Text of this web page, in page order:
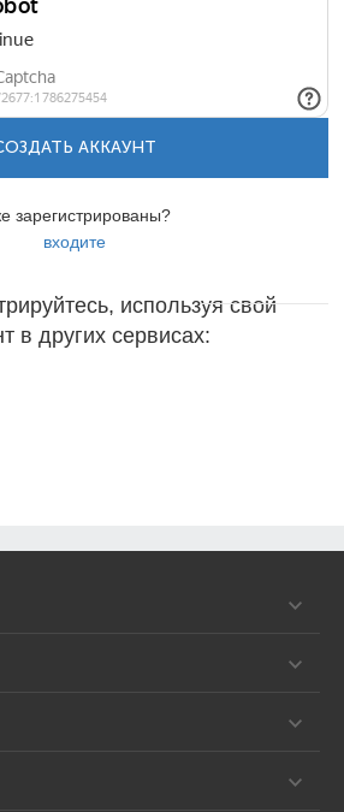
АККАУНТ
зарегистрированы?
входите
используя свой
в других сервисах: